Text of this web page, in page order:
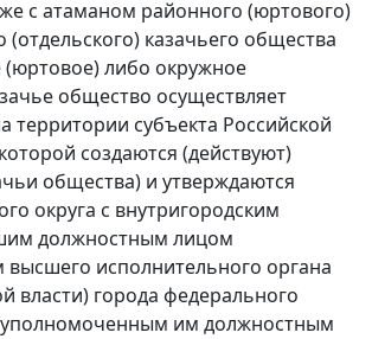
с атаманом районного (юртового)
казачьего общества
(юртовое) либо окружное
общество осуществляет
территории субъекта Российской
создаются (действуют)
общества) и утверждаются
округа с внутригородским
должностным лицом
высшего исполнительного органа
власти) города федерального
им должностным